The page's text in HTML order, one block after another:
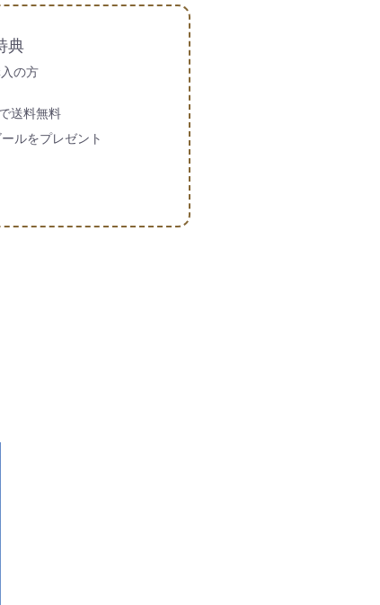
典
の方
送料無料
ルをプレゼント